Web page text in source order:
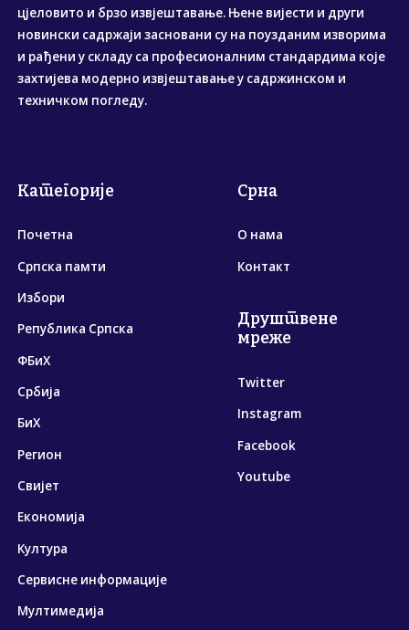
цјеловито и брзо извјештавање. Њене вијести и други
новински садржаји засновани су на поузданим изворима
и рађени у складу са професионалним стандардима које
захтијева модерно извјештавање у садржинском и
техничком погледу.
Категорије
Почетна
Српска памти
Избори
Република Српска
ФБиХ
Србија
БиХ
Регион
Свијет
Економија
Култура
Сервисне информације
Мултимедија
Срна
О нама
Контакт
Друштвене
мреже
Twitter
Instagram
Facebook
Youtube